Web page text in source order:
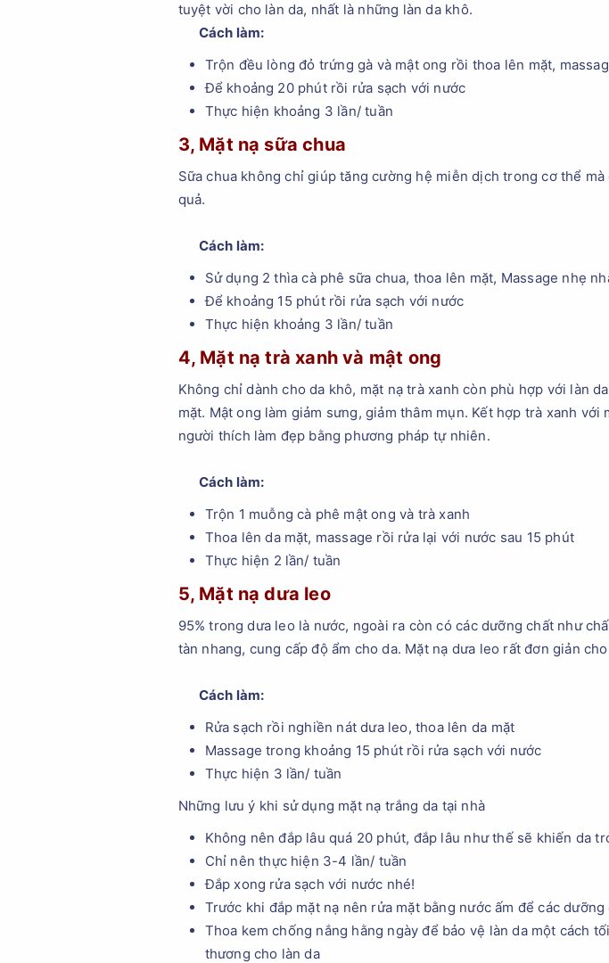
tuyệt vời cho làn da, nhất là những làn da khô.
Cách làm:
Trộn đều lòng đỏ trứng gà và mật ong rồi thoa lên mặt,
Để khoảng 20 phút rồi rửa sạch với nước
Thực hiện khoảng 3 lần/ tuần
3, Mặt nạ sữa chua
Sữa chua không chỉ giúp tăng cường hệ miễn dịch trong cơ thể
quả.
Cách làm:
Sử dụng 2 thìa cà phê sữa chua, thoa lên mặt, Massage nhẹ
Để khoảng 15 phút rồi rửa sạch với nước
Thực hiện khoảng 3 lần/ tuần
4, Mặt nạ trà xanh và mật ong
Không chỉ dành cho da khô, mặt nạ trà xanh còn phù hợp với làn
mặt. Mật ong làm giảm sưng, giảm thâm mụn. Kết hợp trà xanh với
người thích làm đẹp bằng phương pháp tự nhiên.
Cách làm:
Trộn 1 muỗng cà phê mật ong và trà xanh
Thoa lên da mặt, massage rồi rửa lại với nước sau 15 phút
Thực hiện 2 lần/ tuần
5, Mặt nạ dưa leo
95% trong dưa leo là nước, ngoài ra còn có các dưỡng chất như
tàn nhang, cung cấp độ ẩm cho da. Mặt nạ dưa leo rất đơn giản
Cách làm:
Rửa sạch rồi nghiền nát dưa leo, thoa lên da mặt
Massage trong khoảng 15 phút rồi rửa sạch với nước
Thực hiện 3 lần/ tuần
Những lưu ý khi sử dụng mặt nạ trắng da tại nhà
Không nên đắp lâu quá 20 phút, đắp lâu như thế sẽ khiến da
Chỉ nên thực hiện 3-4 lần/ tuần
Đắp xong rửa sạch với nước nhé!
Trước khi đắp mặt nạ nên rửa mặt bằng nước ấm để các
Thoa kem chống nắng hằng ngày để bảo vệ làn da một cách
thương cho làn da